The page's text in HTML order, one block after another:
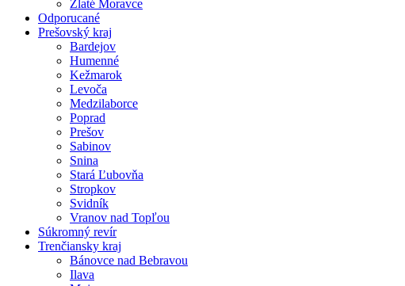
Zlaté Moravce
Odporucané
Prešovský kraj
Bardejov
Humenné
Kežmarok
Levoča
Medzilaborce
Poprad
Prešov
Sabinov
Snina
Stará Ľubovňa
Stropkov
Svidník
Vranov nad Topľou
Súkromný revír
Trenčiansky kraj
Bánovce nad Bebravou
Ilava